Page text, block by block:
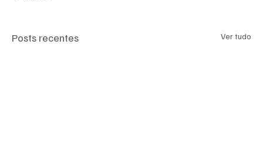
Posts recentes Ver tudo